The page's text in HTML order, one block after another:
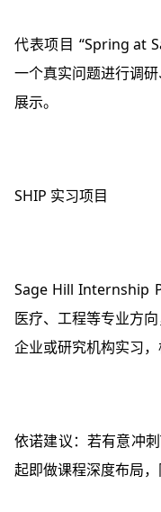
代表项目 “Spring at
一个真实问题进行调
展示。
SHIP 实习项目
Sage Hill Internship
医疗、工程等专业方
企业或研究机构实习
依诺建议：若有意冲
起即做课程深度布局，